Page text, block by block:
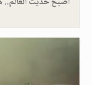
أصبح حديث